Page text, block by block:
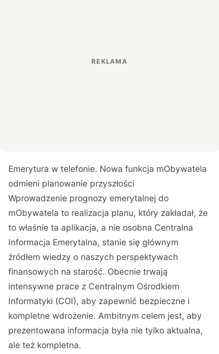
Emerytura w telefonie. Nowa funkcja mObywatela
odmieni planowanie przyszłości
Wprowadzenie prognozy emerytalnej do
mObywatela to realizacja planu, który zakładał, że
to właśnie ta aplikacja, a nie osobna Centralna
Informacja Emerytalna, stanie się głównym
źródłem wiedzy o naszych perspektywach
finansowych na starość. Obecnie trwają
intensywne prace z Centralnym Ośrodkiem
Informatyki (COI), aby zapewnić bezpieczne i
kompletne wdrożenie. Ambitnym celem jest, aby
prezentowana informacja była nie tylko aktualna,
ale też kompletna.